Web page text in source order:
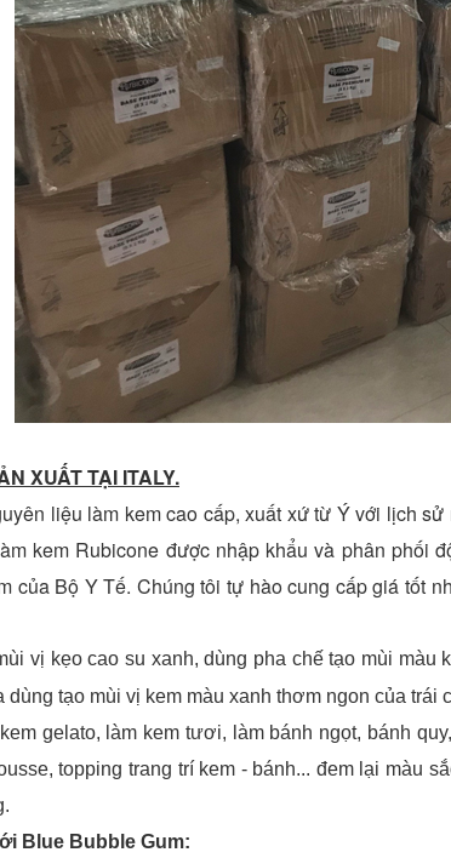
XUẤT TẠI ITALY.
liệu làm kem cao cấp, xuất xứ từ Ý với lịch
kem Rubicone được nhập khẩu và phân phối
của Bộ Y Tế. Chúng tôi tự hào cung cấp giá tốt
vị kẹo cao su xanh, dùng pha chế tạo mùi
dùng tạo mùi vị kem màu xanh thơm ngon của
gelato, làm kem tươi, làm bánh ngọt, bánh
topping trang trí kem - bánh... đem lại màu
Blue Bubble Gum: